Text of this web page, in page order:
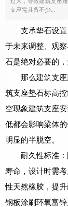
支座需具备不少...
支承垫石设
于未来调整、观
石是绝对必要的
那么建筑支
筑支座垫石标高
空现象建筑支座
低都会影响梁体
明显的半脱空。
耐久性标准
寿命，设计时需
性天然橡胶，提
钢板涂刷环氧富